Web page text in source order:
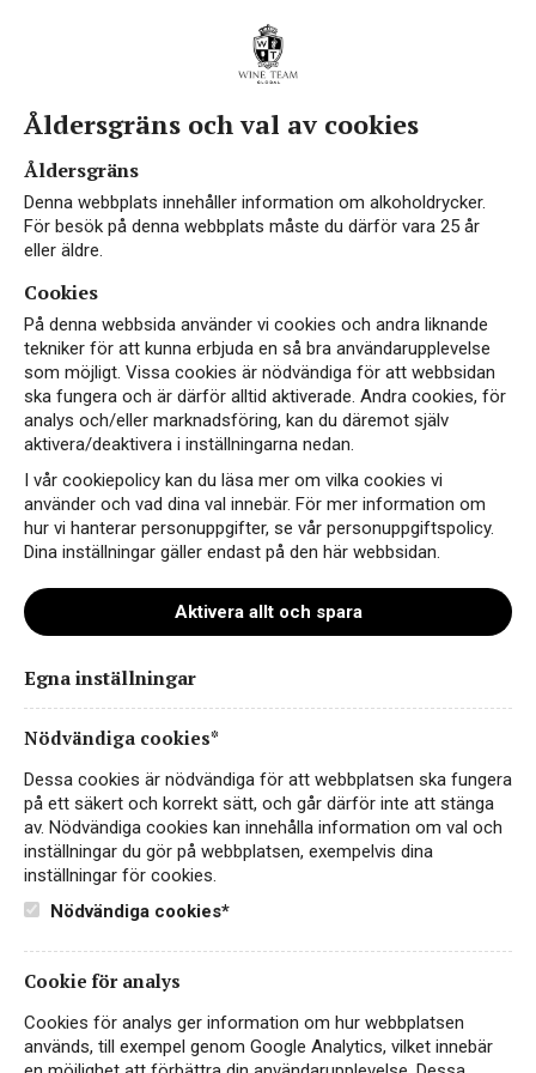
wite0163-il-barone-bib-
10000x10000high
Instagram
Åldersgräns och val av cookies
Åldersgräns
Denna webbplats innehåller information om alkoholdrycker.
För besök på denna webbplats måste du därför vara 25 år
eller äldre.
Cookies
På denna webbsida använder vi cookies och andra liknande
tekniker för att kunna erbjuda en så bra användarupplevelse
som möjligt. Vissa cookies är nödvändiga för att webbsidan
ska fungera och är därför alltid aktiverade. Andra cookies, för
analys och/eller marknadsföring, kan du däremot själv
aktivera/deaktivera i inställningarna nedan.
I vår cookiepolicy kan du läsa mer om vilka cookies vi
använder och vad dina val innebär. För mer information om
hur vi hanterar personuppgifter, se vår personuppgiftspolicy.
Dina inställningar gäller endast på den här webbsidan.
Aktivera allt och spara
Egna inställningar
Nödvändiga cookies*
Dessa cookies är nödvändiga för att webbplatsen ska fungera
på ett säkert och korrekt sätt, och går därför inte att stänga
av. Nödvändiga cookies kan innehålla information om val och
inställningar du gör på webbplatsen, exempelvis dina
inställningar för cookies.
Nödvändiga cookies*
Cookie för analys
Cookies för analys ger information om hur webbplatsen
används, till exempel genom Google Analytics, vilket innebär